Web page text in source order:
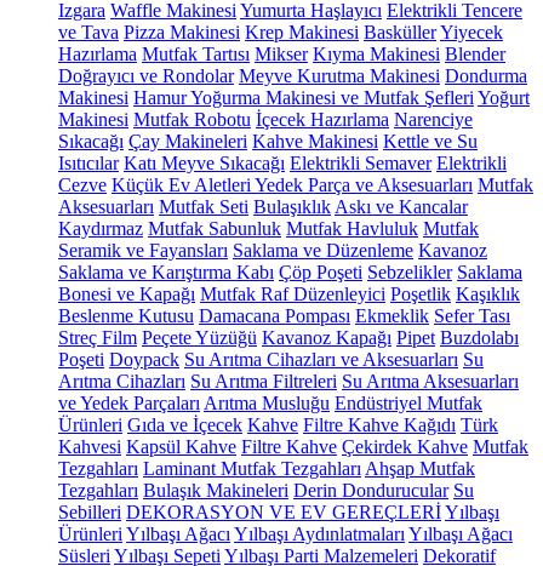
Izgara Waffle Makinesi Yumurta Haşlayıcı Elektrikli Tencere
ve Tava Pizza Makinesi Krep Makinesi BasküllerYiyecek
Hazırlama Mutfak Tartısı Mikser Kıyma Makinesi Blender
Doğrayıcı ve Rondolar Meyve Kurutma Makinesi Dondurma
Makinesi Hamur Yoğurma Makinesi ve Mutfak Şefleri Yoğurt
Makinesi Mutfak Robotu İçecek Hazırlama Narenciye
Sıkacağı Çay Makineleri Kahve Makinesi Kettle ve Su
Isıtıcılar Katı Meyve Sıkacağı Elektrikli Semaver Elektrikli
Cezve Küçük Ev Aletleri Yedek Parça ve Aksesuarları Mutfak
Aksesuarları Mutfak Seti Bulaşıklık Askı ve Kancalar
Kaydırmaz Mutfak Sabunluk Mutfak Havluluk Mutfak
Seramik ve Fayansları Saklama ve Düzenleme Kavanoz
Saklama ve Karıştırma Kabı Çöp Poşeti Sebzelikler Saklama
Bonesi ve Kapağı Mutfak Raf Düzenleyici Poşetlik Kaşıklık
Beslenme Kutusu Damacana Pompası Ekmeklik Sefer Tası
Streç Film Peçete Yüzüğü Kavanoz Kapağı Pipet Buzdolabı
Poşeti Doypack Su Arıtma Cihazları ve Aksesuarları Su
Arıtma Cihazları Su Arıtma Filtreleri Su Arıtma Aksesuarları
ve Yedek Parçaları Arıtma Musluğu Endüstriyel Mutfak
Ürünleri Gıda ve İçecek Kahve Filtre Kahve Kağıdı Türk
Kahvesi Kapsül Kahve Filtre Kahve Çekirdek Kahve Mutfak
Tezgahları Laminant Mutfak Tezgahları Ahşap Mutfak
Tezgahları Bulaşık Makineleri Derin Dondurucular Su
Sebilleri DEKORASYON VE EV GEREÇLERİYılbaşı
Ürünleri Yılbaşı Ağacı Yılbaşı Aydınlatmaları Yılbaşı Ağacı
Süsleri Yılbaşı Sepeti Yılbaşı Parti Malzemeleri Dekoratif